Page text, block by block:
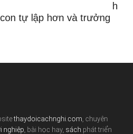
h
tự lập hơn và trưởng
thaydoicachnghi.com , chuyên
nghiệp , bài học hay, sách phát triển